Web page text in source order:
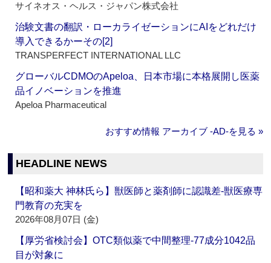
サイネオス・ヘルス・ジャパン株式会社
治験文書の翻訳・ローカライゼーションにAIをどれだけ
導入できるかーその[2]
TRANSPERFECT INTERNATIONAL LLC
グローバルCDMOのApeloa、日本市場に本格展開し医薬
品イノベーションを推進
Apeloa Pharmaceutical
おすすめ情報 アーカイブ ‐AD‐を見る »
HEADLINE NEWS
【昭和薬大 神林氏ら】獣医師と薬剤師に認識差‐獣医療専
門教育の充実を
2026年08月07日 (金)
【厚労省検討会】OTC類似薬で中間整理‐77成分1042品
目が対象に